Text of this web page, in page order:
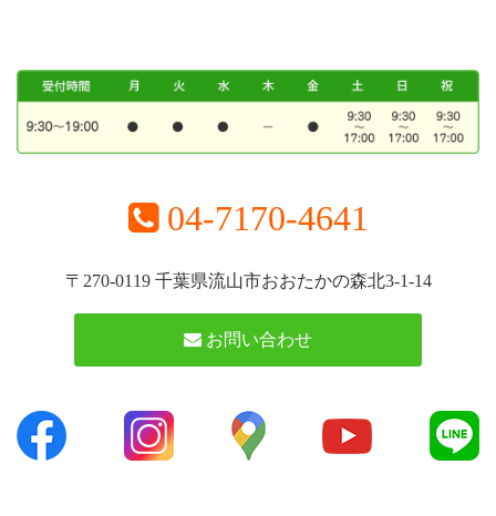
04-7170-4641
〒270-0119 千葉県流山市おおたかの森北3-1-14
お問い合わせ